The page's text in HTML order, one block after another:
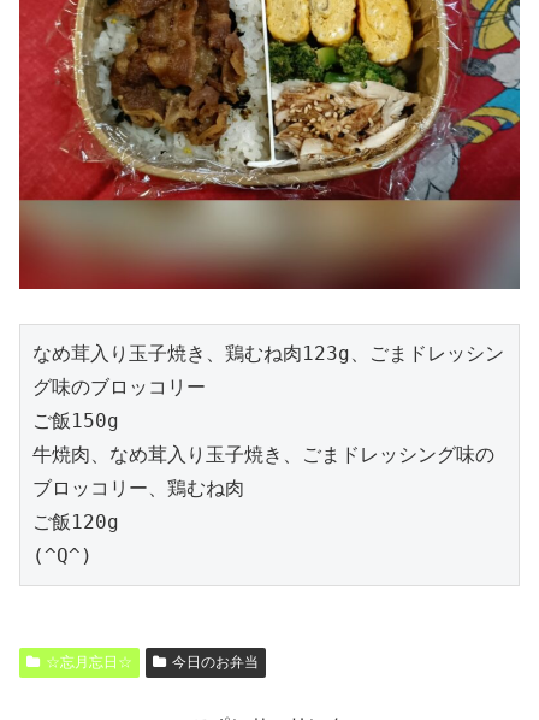
なめ茸入り玉子焼き、鶏むね肉123g、ごまドレッシン
グ味のブロッコリー
ご飯150g
牛焼肉、なめ茸入り玉子焼き、ごまドレッシング味の
ブロッコリー、鶏むね肉
ご飯120g
(^Q^)
☆忘月忘日☆ 今日のお弁当